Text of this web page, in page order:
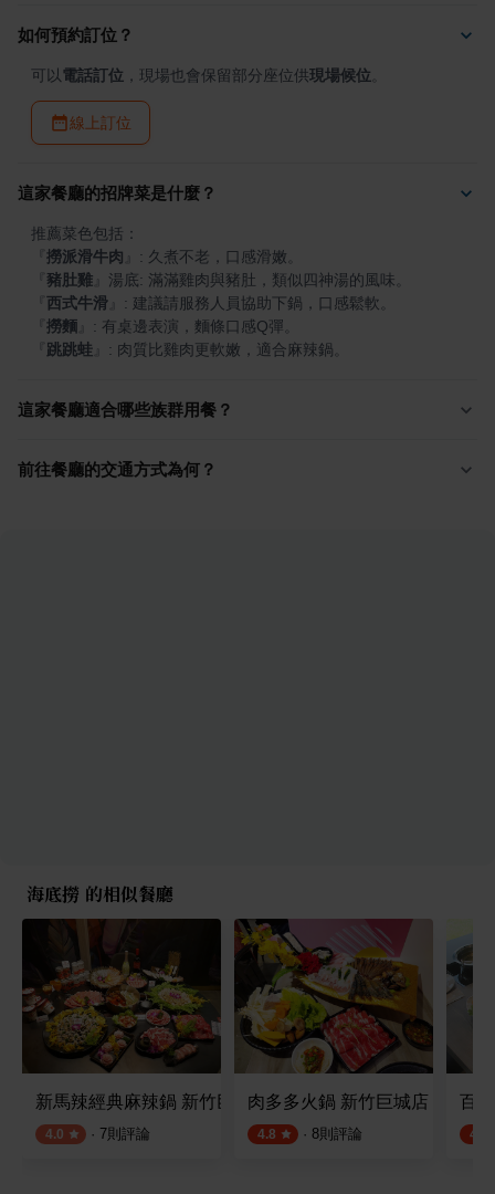
如何預約訂位？
可以電話訂位 ，現場也會保留部分座位供現場候位
線上訂位
這家餐廳的招牌菜是什麼？
撈派滑牛肉
豬肚雞
西式牛滑
撈麵
跳跳蛙 : 肉質比雞肉更軟嫩，適合麻辣鍋。
這家餐廳適合哪些族群用餐？
前往餐廳的交通方式為何？
海底撈 的相似餐廳
新馬辣經典麻辣鍋 新竹巨城店
4.0 · 7則評論
肉多多火鍋 新竹巨城店
4.8 · 8則評論
百
4.4